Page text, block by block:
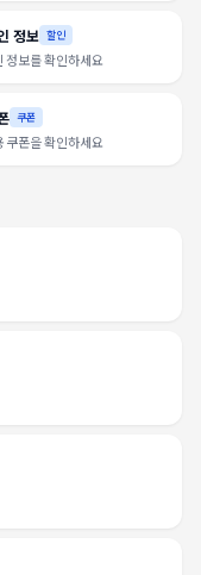
정보 할인
정보를 확인하세요
쿠폰
쿠폰을 확인하세요